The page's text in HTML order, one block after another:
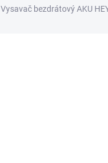
Vysavač bezdrátový AKU